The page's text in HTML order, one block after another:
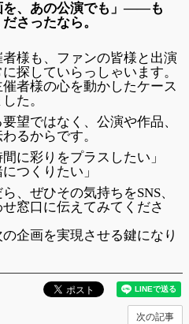
を、あの公演でも」――も
さったなら。
様も、ファンの皆様と出演
探していらっしゃいます。
者様の心を動かしたケース
た。
望ではなく、公演や作品、
るからです。
に彩りをプラスしたい」
つくりたい」
、ぜひその気持ちをSNS、
窓口に伝えてみてくださ
企画を実現させる鍵になり
次の記事